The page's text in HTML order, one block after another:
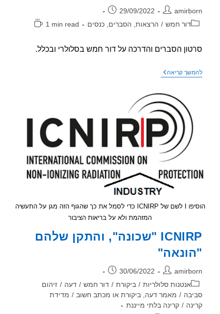
פורסם:
29/09/2022
דור חמש / הרצאות, הסברים, כנסים
זמן
1 min read
הסברים והדרכה על דור חמש בסלולרי ובכלל.
קריאהדור
הדרכה
הוסיפו I לשם של ICNIRP כדי לסמל את כך שהגוף הזה מגן על התעשיה
המזהמת ולא על בריאות הציבור
ICNIRP "שכונה", והתקן שלהם
פורסם:
30/06/2022
אנטנות סלולריות / ביקורת / דור חמש / דעה / זיהום
מאמר דעה, ביקורת או מכתב חשוב / מדידת
קרינה בלתי מייננת